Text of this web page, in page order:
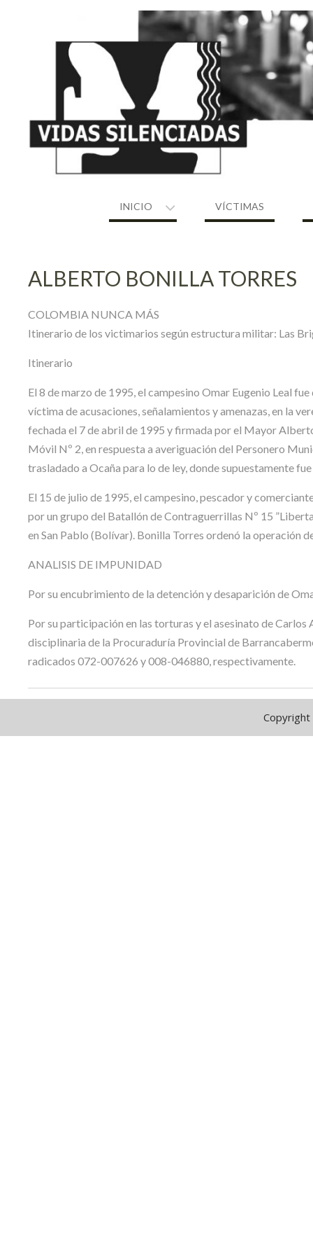
INICIO VÍCTIMAS
ALBERTO BONILLA TORRES
COLOMBIA NUNCA MÁS
Itinerario de los victimarios según estructura militar: Las
Itinerario
El 8 de marzo de 1995, el campesino Omar Eugenio Leal
víctima de acusaciones, señalamientos y amenazas, en la
fechada el 7 de abril de 1995 y firmada por el Mayor
Móvil Nº 2, en respuesta a averiguación del Personero
trasladado a Ocaña para lo de ley, donde supuestamente
El 15 de julio de 1995, el campesino, pescador y
por un grupo del Batallón de Contraguerrillas Nº 15
en San Pablo (Bolívar). Bonilla Torres ordenó la operación
ANALISIS DE IMPUNIDAD
Por su encubrimiento de la detención y desaparición de
Por su participación en las torturas y el asesinato de
disciplinaria de la Procuraduría Provincial de
radicados 072-007626 y 008-046880, respectivamente.
Copyright